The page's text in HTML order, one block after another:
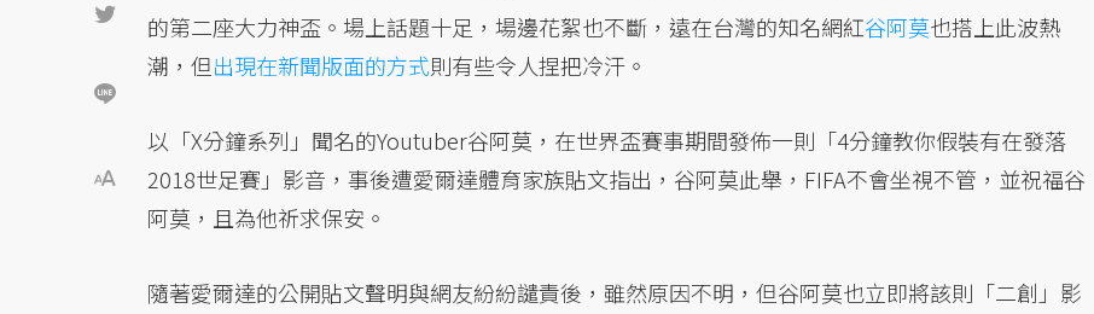
的第二座大力神盃。場上話題十足，場邊花絮也不斷，遠在台灣的知名網紅谷阿莫也搭上此波熱
潮，但出現在新聞版面的方式則有些令人捏把冷汗。
以「X分鐘系列」聞名的Youtuber谷阿莫，在世界盃賽事期間發佈一則「4分鐘教你假裝有在發落
2018世足賽」影音，事後遭愛爾達體育家族貼文指出，谷阿莫此舉，FIFA不會坐視不管，並祝福谷
阿莫，且為他祈求保安。
隨著愛爾達的公開貼文聲明與網友紛紛譴責後，雖然原因不明，但谷阿莫也立即將該則「二創」影